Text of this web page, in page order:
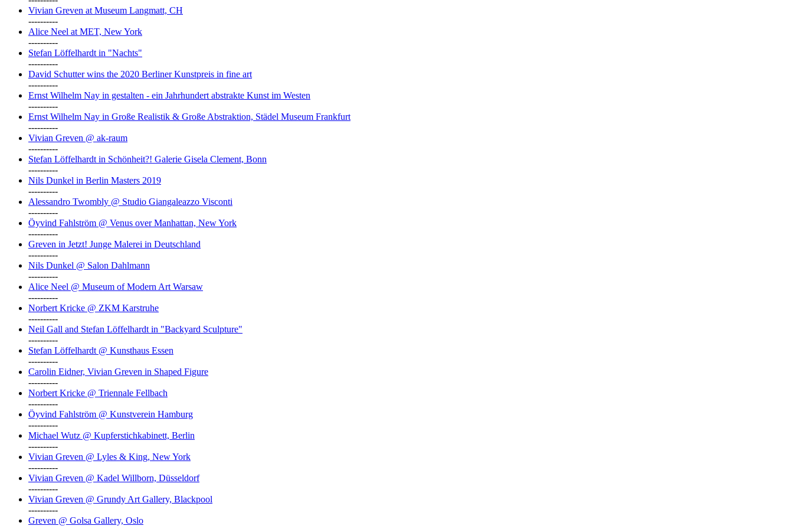
Vivian Greven at Museum Langmatt, CH
----------
Alice Neel at MET, New York
----------
Stefan Löffelhardt in "Nachts"
----------
David Schutter wins the 2020 Berliner Kunstpreis in fine art
----------
Ernst Wilhelm Nay in gestalten - ein Jahrhundert abstrakte Kunst im Westen
----------
Ernst Wilhelm Nay in Große Realistik & Große Abstraktion, Städel Museum Frankfurt
----------
Vivian Greven @ ak-raum
----------
Stefan Löffelhardt in Schönheit?! Galerie Gisela Clement, Bonn
----------
Nils Dunkel in Berlin Masters 2019
----------
Alessandro Twombly @ Studio Giangaleazzo Visconti
----------
Öyvind Fahlström @ Venus over Manhattan, New York
----------
Greven in Jetzt! Junge Malerei in Deutschland
----------
Nils Dunkel @ Salon Dahlmann
----------
Alice Neel @ Museum of Modern Art Warsaw
----------
Norbert Kricke @ ZKM Karstruhe
----------
Neil Gall and Stefan Löffelhardt in "Backyard Sculpture"
----------
Stefan Löffelhardt @ Kunsthaus Essen
----------
Carolin Eidner, Vivian Greven in Shaped Figure
----------
Norbert Kricke @ Triennale Fellbach
----------
Öyvind Fahlström @ Kunstverein Hamburg
----------
Michael Wutz @ Kupferstichkabinett, Berlin
----------
Vivian Greven @ Lyles & King, New York
----------
Vivian Greven @ Kadel Willborn, Düsseldorf
----------
Vivian Greven @ Grundy Art Gallery, Blackpool
----------
Greven @ Golsa Gallery, Oslo